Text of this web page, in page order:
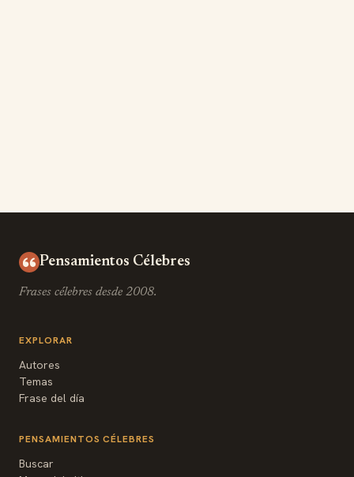
Pensamientos Célebres
Frases célebres desde 2008.
EXPLORAR
Autores
Temas
Frase del día
PENSAMIENTOS CÉLEBRES
Buscar